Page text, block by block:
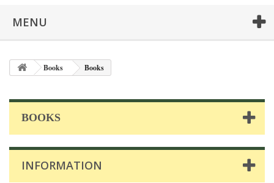
MENU
Books Books
BOOKS
INFORMATION